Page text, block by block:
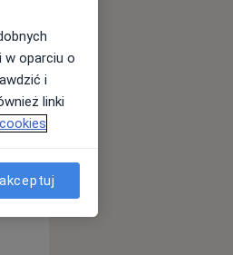
Pon,
10 Sie
w oparciu o
i
linki